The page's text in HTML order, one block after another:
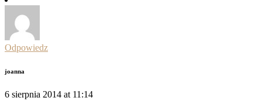
Odpowiedz
joanna
6 sierpnia 2014 at 11:14